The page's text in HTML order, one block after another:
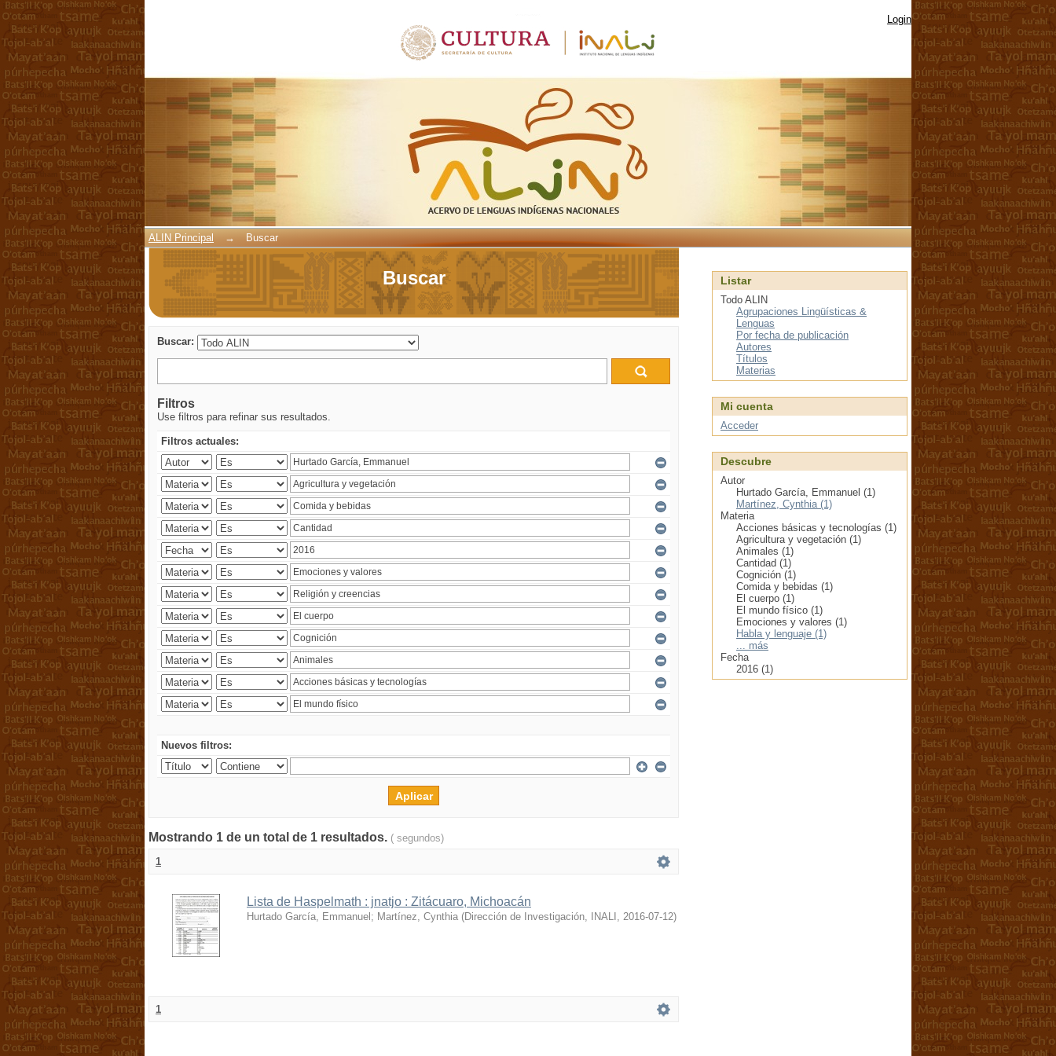
Login
ALIN Principal → Buscar
Buscar
Buscar:
Filtros
Use filtros para refinar sus resultados.
Filtros actuales:
Nuevos filtros:
Mostrando 1 de un total de 1 resultados. ( segundos)
1
Lista de Haspelmath : jnatjo : Zitácuaro, Michoacán
Hurtado García, Emmanuel ; Martínez, Cynthia (Dirección de Investigación, INALI , 2016-07-12)
1
Listar
Todo ALIN
Agrupaciones Lingüísticas &
Lenguas
Por fecha de publicación
Autores
Títulos
Materias
Mi cuenta
Acceder
Descubre
Autor
Hurtado García, Emmanuel (1)
Martínez, Cynthia (1)
Materia
Acciones básicas y tecnologías (1)
Agricultura y vegetación (1)
Animales (1)
Cantidad (1)
Cognición (1)
Comida y bebidas (1)
El cuerpo (1)
El mundo físico (1)
Emociones y valores (1)
Habla y lenguaje (1)
... más
Fecha
2016 (1)